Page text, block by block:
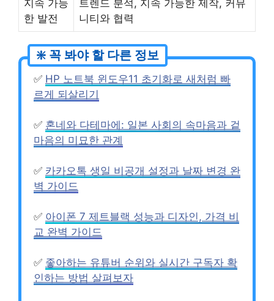
지속 가능
한 발전
트렌드 분석, 지속 가능한 제작, 커뮤
니티와 협력
✅ HP 노트북 윈도우11 초기화로 새처럼 빠
르게 되살리기
✅ 혼네와 다테마에: 일본 사회의 속마음과 겉
마음의 미묘한 관계
✅ 카카오톡 생일 비공개 설정과 날짜 변경 완
벽 가이드
✅ 아이폰 7 제트블랙 성능과 디자인, 가격 비
교 완벽 가이드
✅ 좋아하는 유튜버 순위와 실시간 구독자 확
인하는 방법 살펴보자